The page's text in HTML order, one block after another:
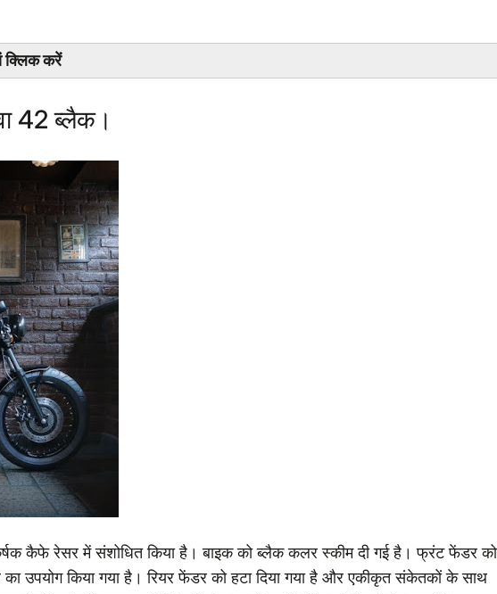
क्लिक करें
42 ब्लैक।
कैफे रेसर में संशोधित किया है। बाइक को ब्लैक कलर स्कीम दी गई है। फ्रंट फेंडर को
उपयोग किया गया है। रियर फेंडर को हटा दिया गया है और एकीकृत संकेतकों के साथ